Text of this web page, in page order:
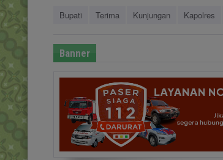
Bupati Terima Kunjungan Kapolres
Banner